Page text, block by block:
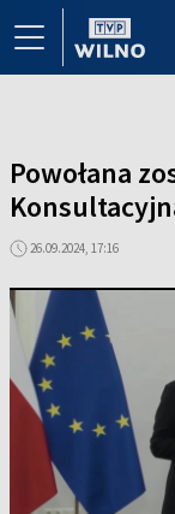
Powołana
26.09.2024, 17:16